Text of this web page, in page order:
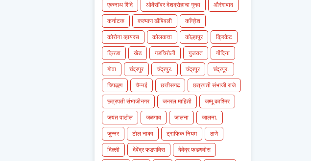
एकनाथ शिंदे
ओवैसींवर देशद्रोहाचा गुन्हा
औरंगाबाद
कर्नाटक
कल्याण डोंबिवली
काँग्रेश
कोरोना व्हायरस
कोलकत्ता कोल्हापूर
क्रिकेट
क्रिडा
खेड गडचिरोली गुजरात
गोंदिया
गोवा
चंद्रपुर चंद्रपुर. चंद्रपूर
चंद्रपूर.
चिपळूण
चैन्नई छत्तीसगढ
छत्रपती संभाजी राजे
छत्रपती संभाजीनगर
जनरल माहिती
जम्मू काश्मिर
जयंत पाटील
जळगाव जालना
जालना.
जुन्नर
टोल नाका ट्राफिक नियम
ठाणे
दिल्ली
देवेंद्र फडणविस
देवेंद्र फडणवीस